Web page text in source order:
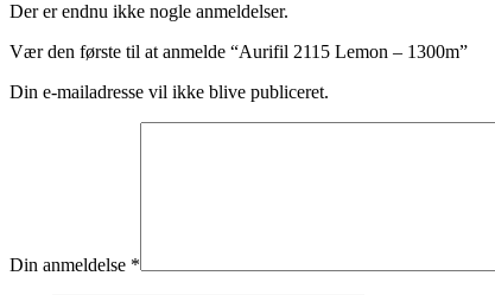
Der er endnu ikke nogle anmeldelser.
Vær den første til at anmelde “Aurifil 2115 Lemon – 1300m”
Din e-mailadresse vil ikke blive publiceret.
Din anmeldelse *